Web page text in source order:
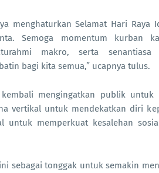
menghaturkan Selamat Hari Raya
Semoga momentum kurban
makro, serta senantiasa
bagi kita semua,” ucapnya tulus.
kembali mengingatkan publik
vertikal untuk mendekatkan diri
untuk memperkuat kesalehan
sebagai tonggak untuk semakin